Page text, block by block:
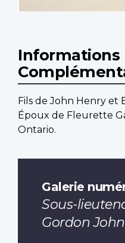
Informations
Fils de John Henry et
Époux de Fleurette
Ontario.
Galerie
Sous-
Gordon